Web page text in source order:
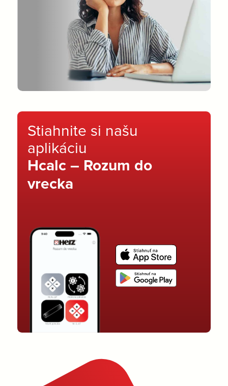
Stiahnite si našu
aplikáciu
Hcalc – Rozum do
vrecka